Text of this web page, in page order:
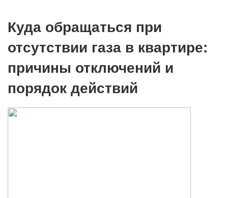
Куда обращаться при
отсутствии газа в квартире:
причины отключений и
порядок действий